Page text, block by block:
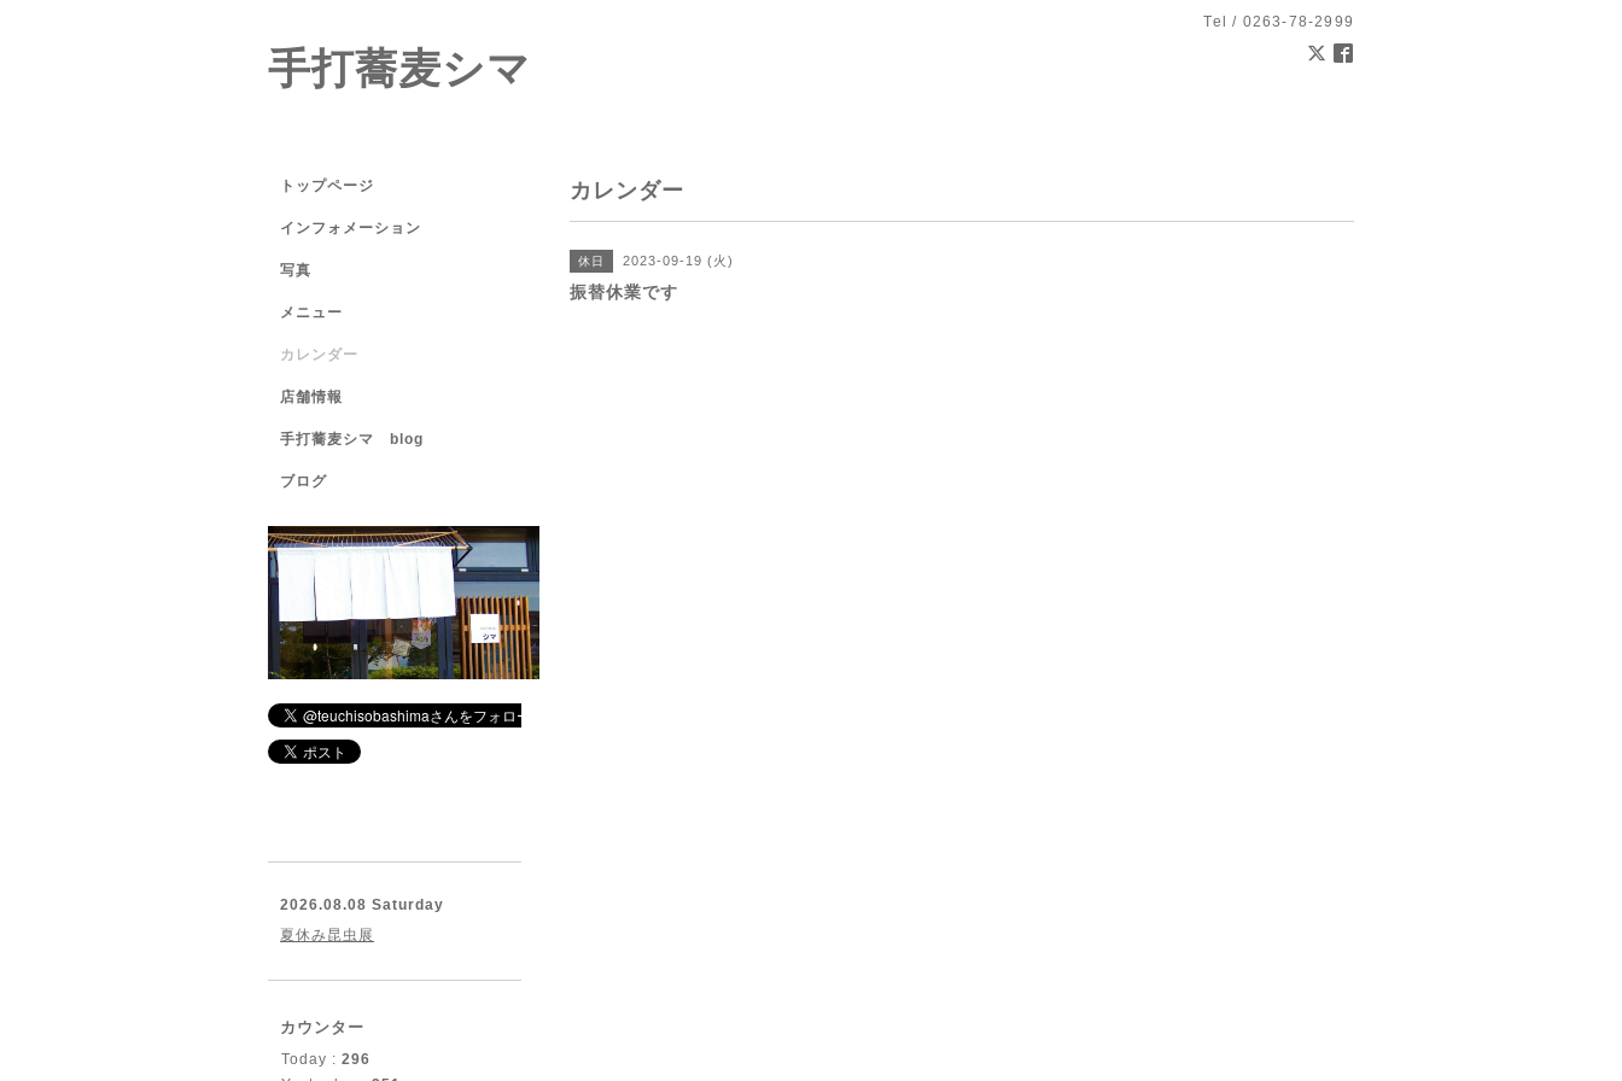
Tel / 0263-78-2999
手打蕎麦シマ
カレンダー
休日 2023-09-19 (火)
振替休業です
トップページ
インフォメーション
写真
メニュー
カレンダー
店舗情報
手打蕎麦シマ blog
ブログ
2026.08.08 Saturday
夏休み昆虫展
カウンター
Today : 296